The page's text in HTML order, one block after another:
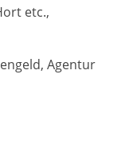
etc.,
Agentur